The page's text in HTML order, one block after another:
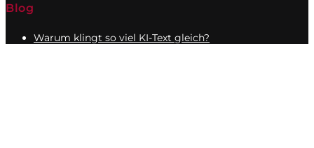
Blog
Warum klingt so viel KI-Text gleich?